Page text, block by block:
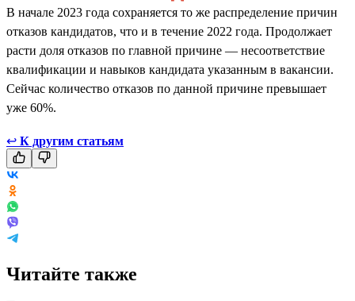
В начале 2023 года сохраняется то же распределение причин
отказов кандидатов, что и в течение 2022 года. Продолжает
расти доля отказов по главной причине — несоответствие
квалификации и навыков кандидата указанным в вакансии.
Сейчас количество отказов по данной причине превышает
уже 60%.
↩ К другим статьям
Читайте также